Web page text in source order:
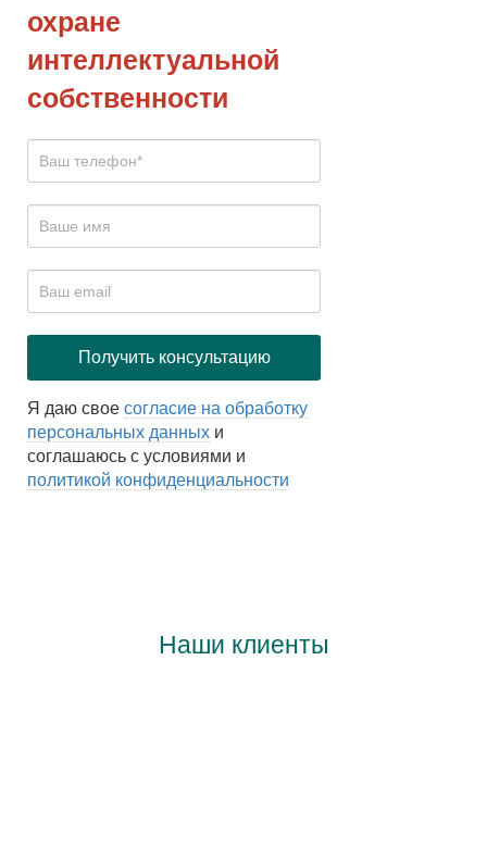
охране
интеллектуальной
собственности
Я даю свое согласие на обработку
персональных данных и
соглашаюсь с условиями и
политикой конфиденциальности
Наши клиенты